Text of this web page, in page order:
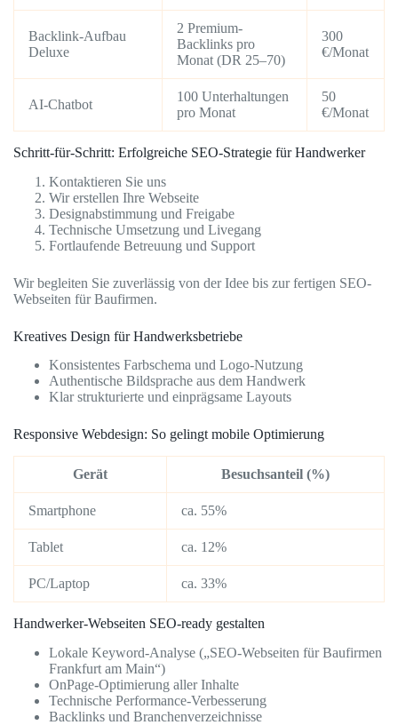
Backlink-Aufbau
Deluxe
2 Premium-
Backlinks pro
Monat (DR 25–70)
300
€/Monat
AI-Chatbot
100 Unterhaltungen
pro Monat
50
€/Monat
Schritt-für-Schritt: Erfolgreiche SEO-Strategie für Handwerker
Kontaktieren Sie uns
Wir erstellen Ihre Webseite
Designabstimmung und Freigabe
Technische Umsetzung und Livegang
Fortlaufende Betreuung und Support
Wir begleiten Sie zuverlässig von der Idee bis zur fertigen SEO-
Webseiten für Baufirmen.
Kreatives Design für Handwerksbetriebe
Konsistentes Farbschema und Logo-Nutzung
Authentische Bildsprache aus dem Handwerk
Klar strukturierte und einprägsame Layouts
Responsive Webdesign: So gelingt mobile Optimierung
Gerät Besuchsanteil (%)
Smartphone ca. 55%
Tablet ca. 12%
PC/Laptop ca. 33%
Handwerker-Webseiten SEO-ready gestalten
Lokale Keyword-Analyse („SEO-Webseiten für Baufirmen
Frankfurt am Main“)
OnPage-Optimierung aller Inhalte
Technische Performance-Verbesserung
Backlinks und Branchenverzeichnisse